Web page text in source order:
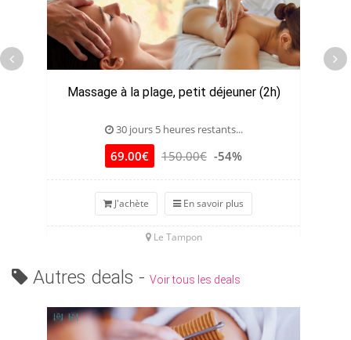
Massage à la plage, petit déjeuner (2h)
30 jours 5 heures restants...
69.00€ 150.00€ -54%
J'achète En savoir plus
Le Tampon
Autres deals - Voir tous les deals